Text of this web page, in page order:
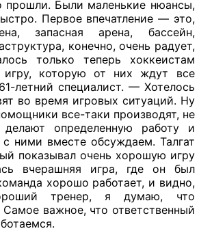
прошли. Были маленькие нюансы,
Первое впечатление — это,
запасная арена, бассейн,
конечно, очень радует,
только теперь хоккеистам
игру, которую от них ждут все
летний специалист. — Хотелось
во время игровых ситуаций. Ну
все-таки производят, не
определенную работу и
ними вместе обсуждаем. Талгат
показывал очень хорошую игру
вчерашняя игра, где он был
хорошо работает, и видно,
тренер, я думаю, что
Самое важное, что ответственный